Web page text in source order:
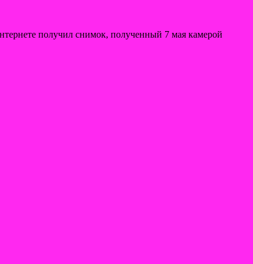
получил снимок, полученный 7 мая камерой